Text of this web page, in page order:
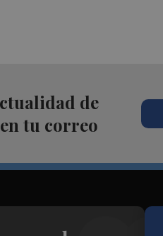
de
tu correo